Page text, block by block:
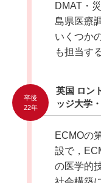
DMAT・
島県医療
いくつか
も担当す
卒後
22年
英国 ロン
ッジ大学
ECMOの
設で，
の医学的